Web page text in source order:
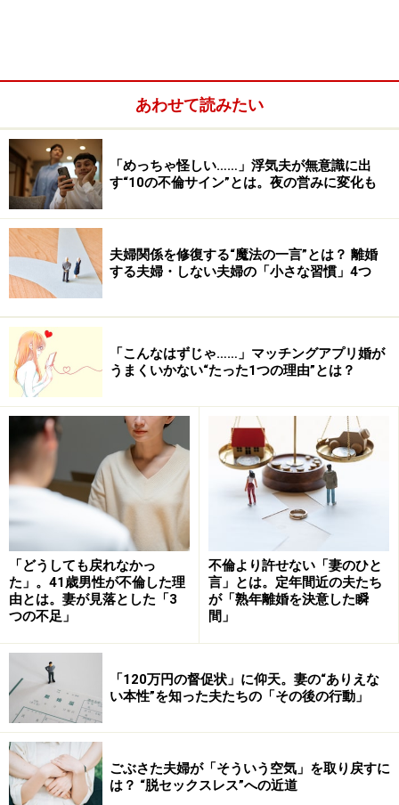
事例2：子供への説明は時間をかけてじっくりと
事例3：相手への執着を捨てて気持ちを整理
事例1：安定した生活に必要なのはやっぱり
お金
「とにかく、お金の話をきちんとしてお互いに合意をし
ておくこと。これに尽きると思います」と教えてくれた
のは優菜さん（37歳・仮名）。
同い年の夫は外資系企業に勤めるエンジニア。当初は東
京支店の勤務でしたが、その後インドに転勤。生まれた
ばかりの娘を抱える優菜さんは赴任先への帯同を拒否し
たために、夫は単身インドへ。そのまま離れ離れの時間
が長くなるうちに、夫婦の関係が変化してしまったのだ
とか。
「平和的な離婚に向けての話し合いの中で、最後まで時
間がかかったのがお金の話。離婚後に、女性側も安定し
た生活ができる程度の金銭的な保証を確保できなけれ
ば、とてもじゃないけど『仲良し』なんかにはなれない
ですよ。夢も希望もない話ですが、まずはお金の話が一
事例2：子供への説明は時間をかけてじっく
りと
「子供についてしっかり話し合って決めておくこと。そ
して子供が、親の離婚を理解できる年齢に達していた
あわせて読みたい
「めっちゃ怪しい……」浮気夫が無意識に出
す“10の不倫サイン”とは。夜の営みに変化も
夫婦関係を修復する“魔法の一言”とは？ 離婚
する夫婦・しない夫婦の「小さな習慣」4つ
「こんなはずじゃ……」マッチングアプリ婚が
うまくいかない“たった1つの理由”とは？
「どうしても戻れなかっ
た」。41歳男性が不倫した理
由とは。妻が見落とした「3
つの不足」
不倫より許せない「妻のひと
言」とは。定年間近の夫たち
が「熟年離婚を決意した瞬
間」
「120万円の督促状」に仰天。妻の“ありえな
い本性”を知った夫たちの「その後の行動」
ごぶさた夫婦が「そういう空気」を取り戻すに
は？ “脱セックスレス”への近道